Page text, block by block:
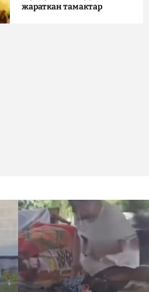
жараткан тамактар